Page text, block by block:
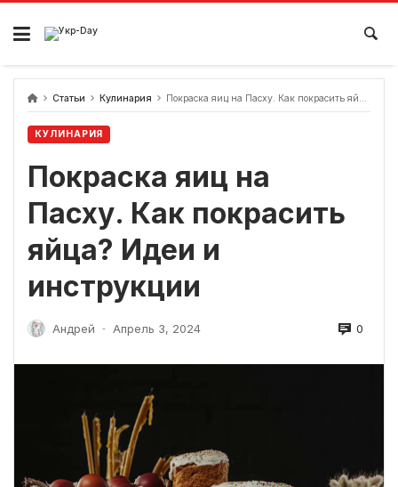
перейти
содержанию
Статьи Кулинария Покраска яиц на Пасху. Как покрасить яйца? Идеи и инструкции
КУЛИНАРИЯ
Покраска яиц на
Пасху. Как покрасить
яйца? Идеи и
инструкции
Андрей - Апрель 3, 2024 0